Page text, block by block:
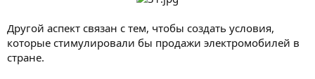
Другой аспект связан с тем, чтобы создать условия,
которые стимулировали бы продажи электромобилей в
стране.